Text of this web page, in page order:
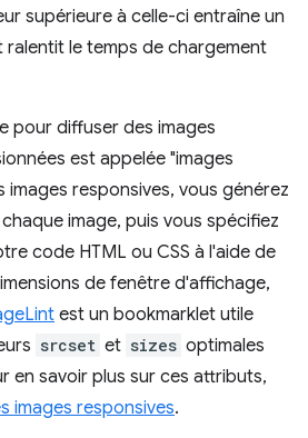
supérieure à celle-ci entraîne un
le temps de chargement
pour diffuser des images
est appelée "images
images responsives, vous générez
image, puis vous spécifiez
code HTML ou CSS à l'aide de
de fenêtre d'affichage,
est un bookmarklet utile
srcset et sizes optimales
en savoir plus sur ces attributs,
images responsives.